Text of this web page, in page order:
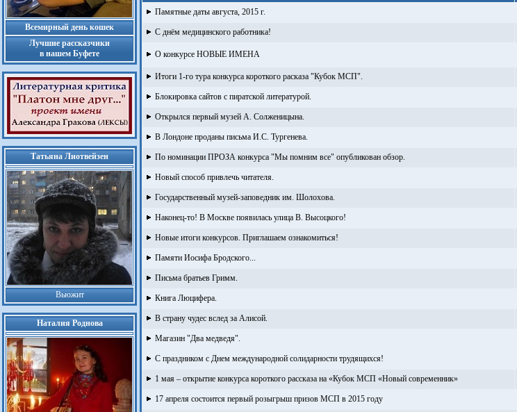
Всемирный день кошек
Лучшие рассказчики
в нашем Буфете
Татьяна Лиотвейзен
Вьюжит
Наталия Роднова
Памятные даты августа, 2015 г.
С днём медицинского работника!
О конкурсе НОВЫЕ ИМЕНА
Итоги 1-го тура конкурса короткого расказа "Кубок МСП".
Блокировка сайтов с пиратской литературой.
Открылся первый музей А. Солженицына.
В Лондоне проданы письма И.С. Тургенева.
По номинации ПРОЗА конкурса "Мы помним все" опубликован обзор.
Новый способ привлечь читателя.
Государственный музей-заповедник им. Шолохова.
Наконец-то! В Москве появилась улица В. Высоцкого!
Новые итоги конкурсов. Приглашаем ознакомиться!
Памяти Иосифа Бродского...
Письма братьев Гримм.
Книга Люцифера.
В страну чудес вслед за Алисой.
Магазин "Два медведя".
С праздником с Днем международной солидарности трудящихся!
1 мая – открытие конкурса короткого рассказа на «Кубок МСП «Новый современник»
17 апреля состоится первый розыгрыш призов МСП в 2015 году